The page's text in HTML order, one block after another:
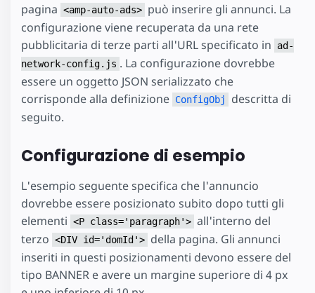
pagina <amp-auto-ads> può inserire gli annunci. La
configurazione viene recuperata da una rete
pubblicitaria di terze parti all'URL specificato in
ad-
network-config.js . La configurazione dovrebbe
essere un oggetto JSON serializzato che
corrisponde alla definizione ConfigObj
descritta di
seguito.
Configurazione di esempio
L'esempio seguente specifica che l'annuncio
dovrebbe essere posizionato subito dopo tutti gli
elementi <P class='paragraph'> all'interno del
terzo <DIV id='domId'> della pagina. Gli annunci
inseriti in questi posizionamenti devono essere del
tipo BANNER e avere un margine superiore di 4 px